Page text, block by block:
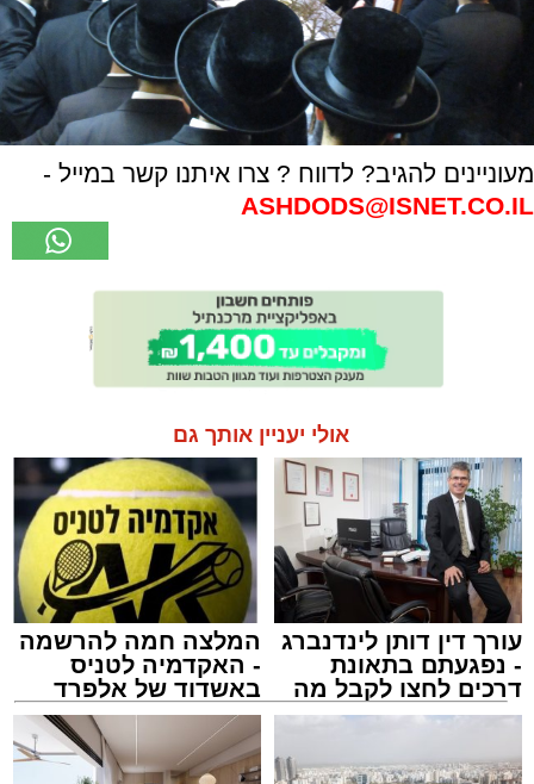
מעוניינים להגיב? לדווח ? צרו איתנו קשר במייל -
ASHDODS@ISNET.CO.IL
אולי יעניין אותך גם
עורך דין דותן לינדנברג
- נפגעתם בתאונת
דרכים לחצו לקבל מה
שמגיע לכם
המלצה חמה להרשמה
- האקדמיה לטניס
באשדוד של אלפרד
קריאולנסקי - לילדים